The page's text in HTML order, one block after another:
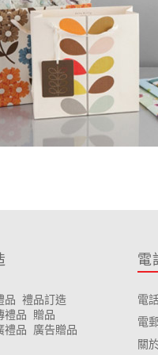
品 禮品訂造
禮品 贈品
禮品 廣告贈品
電
電
電
關